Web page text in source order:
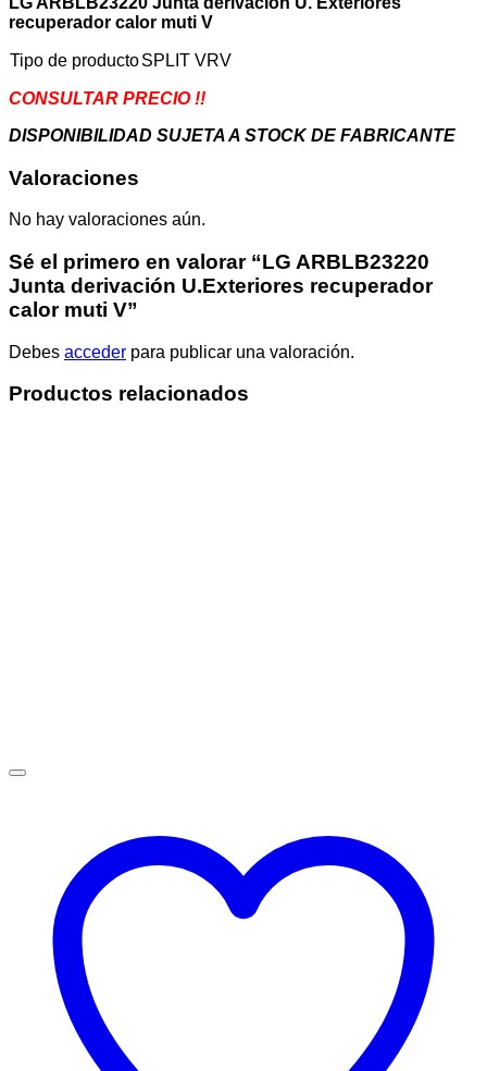
V
recuperador calor muti V
Tipo de productoSPLIT VRV
CONSULTAR PRECIO !!
DISPONIBILIDAD SUJETA A STOCK DE FABRICANTE
Valoraciones
No hay valoraciones aún.
Sé el primero en valorar “LG ARBLB23220
Junta derivación U.Exteriores recuperador
calor muti V”
Debes acceder para publicar una valoración.
Productos relacionados